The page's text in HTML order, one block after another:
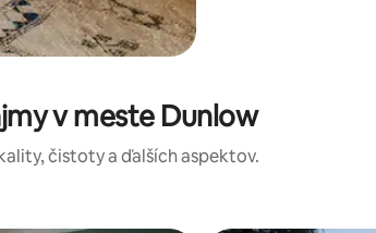
v meste Dunlow
čistoty a ďalších aspektov.